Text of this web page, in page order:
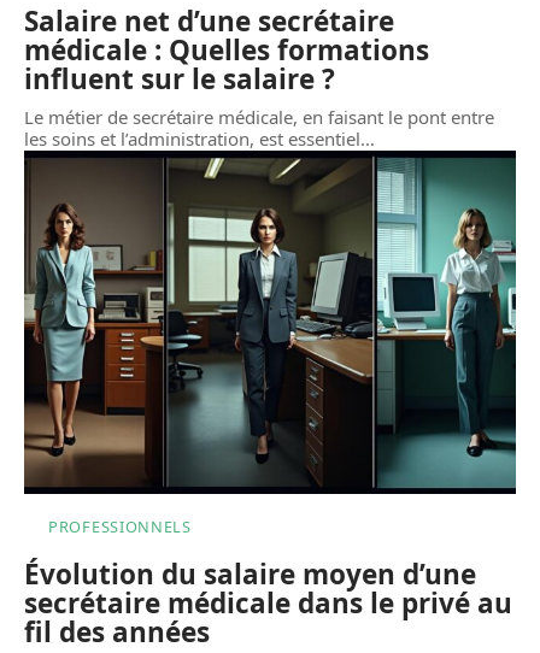
Salaire net d’une secrétaire
médicale : Quelles formations
influent sur le salaire ?
Le métier de secrétaire médicale, en faisant le pont entre
les soins et l’administration, est essentiel…
PROFESSIONNELS
Évolution du salaire moyen d’une
secrétaire médicale dans le privé au
fil des années